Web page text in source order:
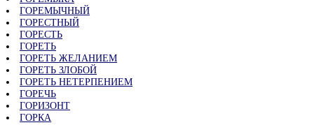
ГОРЕМЫЧНЫЙ
ГОРЕСТНЫЙ
ГОРЕСТЬ
ГОРЕТЬ
ГОРЕТЬ ЖЕЛАНИЕМ
ГОРЕТЬ ЗЛОБОЙ
ГОРЕТЬ НЕТЕРПЕНИЕМ
ГОРЕЧЬ
ГОРИЗОНТ
ГОРКА